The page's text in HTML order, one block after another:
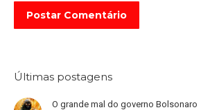
Postar Comentário
Últimas postagens
O grande mal do governo Bolsonaro